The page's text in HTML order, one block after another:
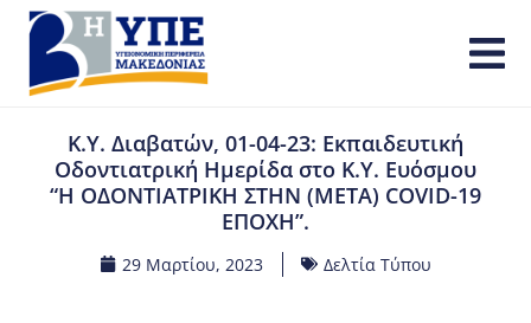
Κ.Υ. Διαβατών, 01-04-23: Εκπαιδευτική
Οδοντιατρική Ημερίδα στο Κ.Υ. Ευόσμου
“Η ΟΔΟΝΤΙΑΤΡΙΚΗ ΣΤΗΝ (ΜΕΤΑ) COVID-19
ΕΠΟΧΗ”.
29 Μαρτίου, 2023 Δελτία Τύπου